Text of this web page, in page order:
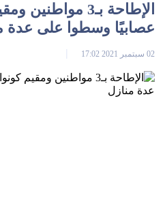
الإطاحة بـ3
عصابيًا ‏وسطوا على عدة
02 سبتمبر 2021 17:02